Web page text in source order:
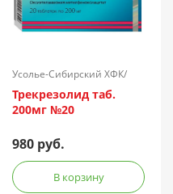
Усолье-Сибирский ХФК/
Россия
Трекрезолид таб.
200мг №20
980 руб.
В корзину